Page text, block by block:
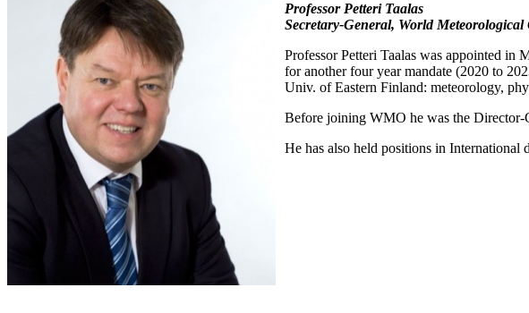
Professor Petteri Taalas
Secretary-General, World
Professor Petteri Taalas was appointed in
for another four year mandate (2020 to
Univ. of Eastern Finland: meteorology,
Before joining WMO he was the Director-
He has also held positions in International